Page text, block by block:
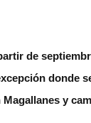
de
donde
y